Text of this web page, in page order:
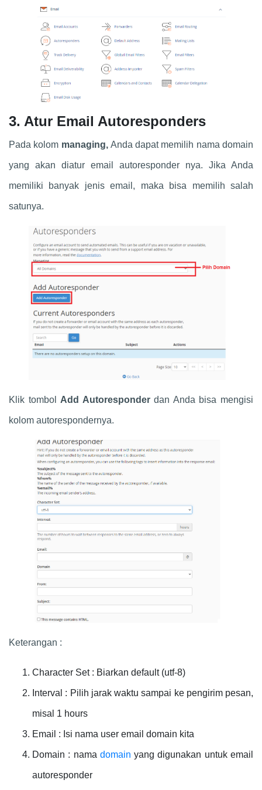
3. Atur Email Autoresponders
Pada kolom managing, Anda dapat memilih nama domain
yang akan diatur email autoresponder nya. Jika Anda
memiliki banyak jenis email, maka bisa memilih salah
satunya.
Klik tombol Add Autoresponderdan Anda bisa mengisi
kolom autorespondernya.
Keterangan :
Character Set : Biarkan default (utf-8)
Interval : Pilih jarak waktu sampai ke pengirim pesan,
misal 1 hours
Email : Isi nama user email domain kita
Domain : nama domainyang digunakan untuk email
autoresponder